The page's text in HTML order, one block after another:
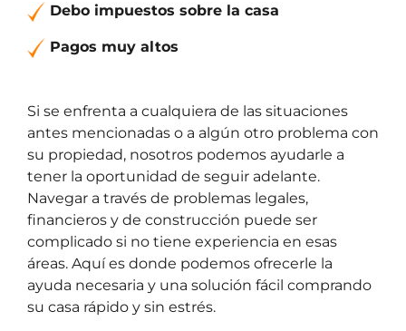
Debo impuestos sobre la casa
Pagos muy altos
Si se enfrenta a cualquiera de las situaciones
antes mencionadas o a algún otro problema con
su propiedad, nosotros podemos ayudarle a
tener la oportunidad de seguir adelante.
Navegar a través de problemas legales,
financieros y de construcción puede ser
complicado si no tiene experiencia en esas
áreas. Aquí es donde podemos ofrecerle la
ayuda necesaria y una solución fácil comprando
su casa rápido y sin estrés.